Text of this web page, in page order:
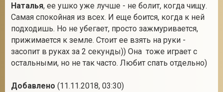
Наталья, ее ушко уже лучше - не болит, когда чищу.
Самая спокойная из всех. И еще боится, когда к ней
подходишь. Но не убегает, просто зажмуривается,
прижимается к земле. Стоит ее взять на руки -
засопит в руках за 2 секунды)) Она тоже играет с
остальными, но не так часто. Любит спать отдельно)
Добавлено (11.11.2018, 03:30)